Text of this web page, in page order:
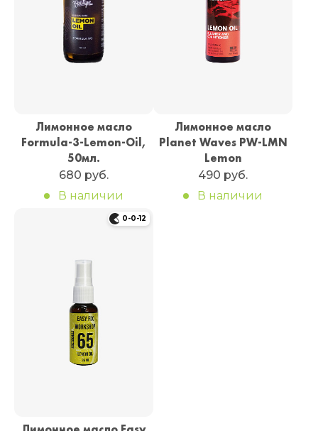
Лимонное масло
Formula-3-Lemon-Oil,
50мл.
680 руб.
В наличии
Лимонное масло
Planet Waves PW-LMN
Lemon
490 руб.
В наличии
0-0-12